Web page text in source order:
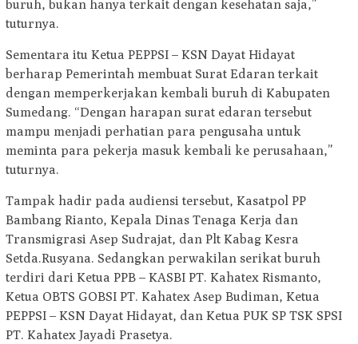
buruh, bukan hanya terkait dengan kesehatan saja,”
tuturnya.
Sementara itu Ketua PEPPSI – KSN Dayat Hidayat
berharap Pemerintah membuat Surat Edaran terkait
dengan memperkerjakan kembali buruh di Kabupaten
Sumedang. “Dengan harapan surat edaran tersebut
mampu menjadi perhatian para pengusaha untuk
meminta para pekerja masuk kembali ke perusahaan,”
tuturnya.
Tampak hadir pada audiensi tersebut, Kasatpol PP
Bambang Rianto, Kepala Dinas Tenaga Kerja dan
Transmigrasi Asep Sudrajat, dan Plt Kabag Kesra
Setda.Rusyana. Sedangkan perwakilan serikat buruh
terdiri dari Ketua PPB – KASBI PT. Kahatex Rismanto,
Ketua OBTS GOBSI PT. Kahatex Asep Budiman, Ketua
PEPPSI – KSN Dayat Hidayat, dan Ketua PUK SP TSK SPSI
PT. Kahatex Jayadi Prasetya.